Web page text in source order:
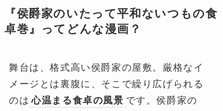
『侯爵家のいたって平和ないつもの食
卓巻』ってどんな漫画？
舞台は、格式高い侯爵家の屋敷。厳格なイ
メージとは裏腹に、そこで繰り広げられる
のは 心温まる食卓の風景 です。侯爵家の